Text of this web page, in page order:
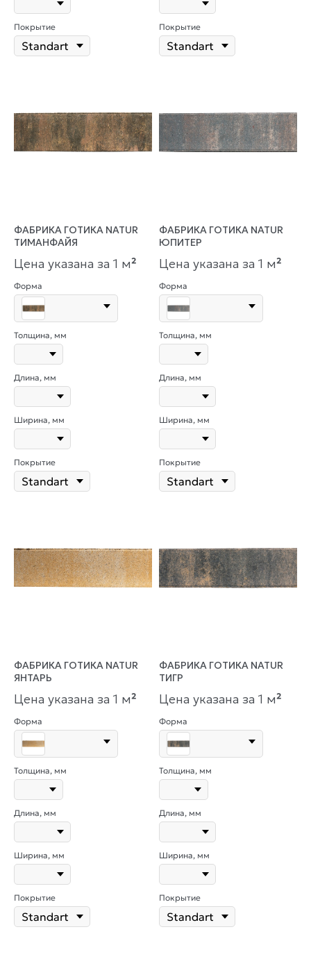
Покрытие Покрытие
ФАБРИКА ГОТИКА NATUR
ТИМАНФАЙЯ
Цена указана за 1 м²
Форма
Толщина, мм
Длина, мм
Ширина, мм
Покрытие
ФАБРИКА ГОТИКА NATUR
ЮПИТЕР
Цена указана за 1 м²
Форма
Толщина, мм
Длина, мм
Ширина, мм
Покрытие
ФАБРИКА ГОТИКА NATUR
ЯНТАРЬ
Цена указана за 1 м²
Форма
Толщина, мм
Длина, мм
Ширина, мм
Покрытие
ФАБРИКА ГОТИКА NATUR
ТИГР
Цена указана за 1 м²
Форма
Толщина, мм
Длина, мм
Ширина, мм
Покрытие